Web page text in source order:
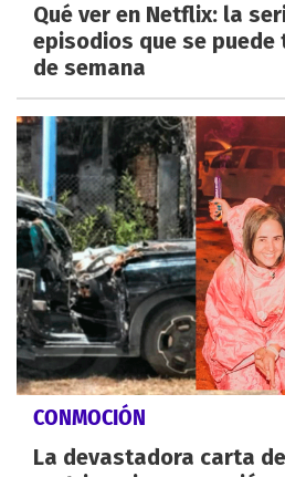
Qué ver en Netflix: la
episodios que se puede
de semana
CONMOCIÓN
La devastadora carta